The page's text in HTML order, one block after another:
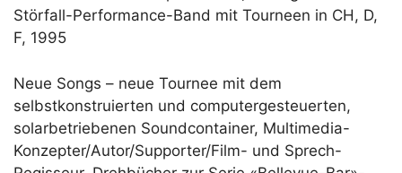
Störfall-Performance-Band mit Tourneen in CH, D,
F, 1995
Neue Songs – neue Tournee mit dem
selbstkonstruierten und computergesteuerten,
solarbetriebenen Soundcontainer, Multimedia-
Konzepter/Autor/Supporter/Film- und Sprech-